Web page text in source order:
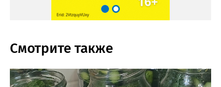
Смотрите также